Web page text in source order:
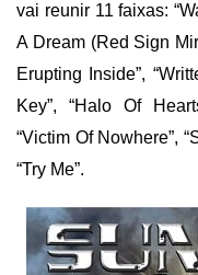
vai reunir 11 faixas:
A Dream (Red Sign
Erupting Inside”,
Key”, “Halo Of
“Victim Of Nowhere”,
“Try Me”.